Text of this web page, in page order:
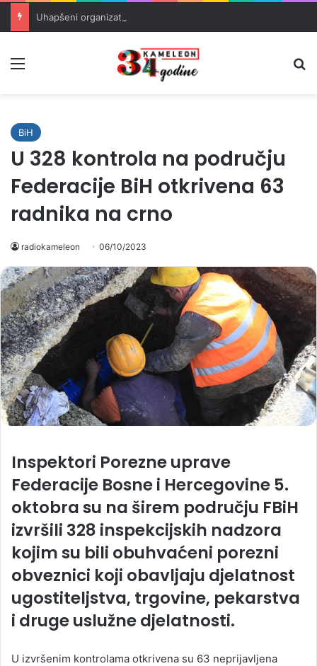
BiH
U 328 kontrola na području
Federacije BiH otkrivena 63
radnika na crno
radiokameleon 06/10/2023
Inspektori Porezne uprave
Federacije Bosne i Hercegovine 5.
oktobra su na širem području FBiH
izvršili 328 inspekcijskih nadzora
kojim su bili obuhvaćeni porezni
obveznici koji obavljaju djelatnost
ugostiteljstva, trgovine, pekarstva
i druge uslužne djelatnosti.
U izvršenim kontrolama otkrivena su 63 neprijavljena